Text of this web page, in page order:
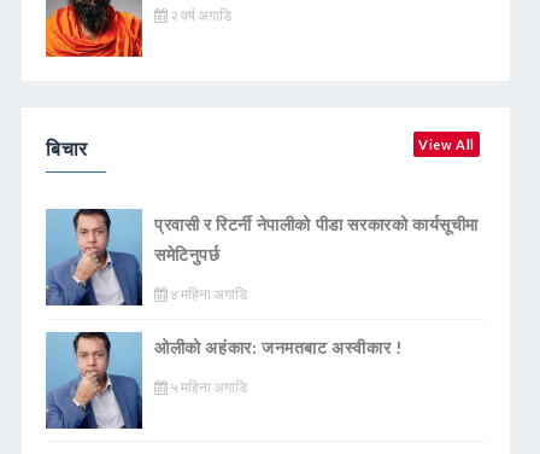
२ वर्ष अगाडि
बिचार View All
प्रवासी र रिटर्नी नेपालीको पीडा सरकारको कार्यसूचीमा
समेटिनुपर्छ
४ महिना अगाडि
ओलीको अहंकार: जनमतबाट अस्वीकार !
५ महिना अगाडि